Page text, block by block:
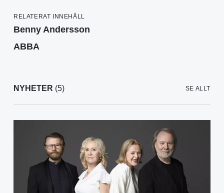
RELATERAT INNEHÅLL
Benny Andersson
ABBA
NYHETER (5) SE ALLT